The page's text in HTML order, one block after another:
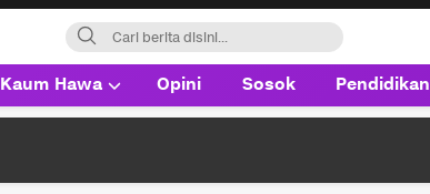
Kaum Hawa Opini Sosok Pendidikan